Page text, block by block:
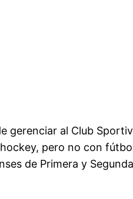
gerenciar al Club
pero no con
de Primera y